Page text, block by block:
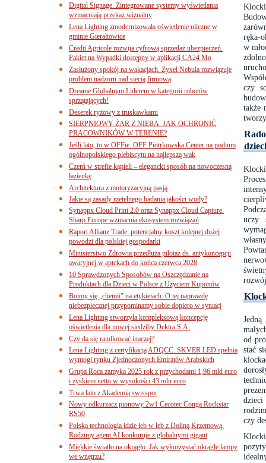
ręka-
w
czy
także
uczy
od
stać
czy
Digital Signage. Zintegrowane systemy wyświetlania
wzmacniają przekaz wizualny
Lena Lighting zmodernizowała oświetlenie uliczne w
gminie Gierałtowice
Credit Agricole rozwija cyfrową sprzedaż ubezpieczeń.
Pakiet na Wypadki dostępny w aplikacji CA24 Mo
Zasłużony spokój na wakacjach. Zyxel Nebula rozwiązuje
problem nadzoru nad siecią firmową
Dreame Globalnym Liderem w kategorii robotów
sprzątających!
Deserek ryżowy z truskawkami
SIERPNIOWY ŻAR Z NIEBA. JAK OCHRONIĆ
PRACOWNIKÓW W TERENIE?
Jeśli lato, to w OFFie. OFF Piotrkowska Center na podium
ogólnopolskiego plebiscytu na najlepszą wak
Czerń w strefie kąpieli – elegancki sposób na nowoczesną
łazienkę
Architektura z motoryzacyjną pasją
Jakie są zasady rzetelnego badania jakości wody?
Synappx Cloud Print 2.0 oraz Synappx Cloud Capture.
Sharp Europe wzmacnia ekosystem rozwiązań
Raport Allianz Trade: potencjalny koszt kolejnej dużej
powodzi dla polskiej gospodarki
Ministerstwo Zdrowia przedłuża pilotaż ds. antykoncepcji
awaryjnej w aptekach do końca czerwca 2028
10 Sprawdzonych Sposobów na Oszczędzanie na
Produktach dla Dzieci w Polsce z Użyciem Kuponów
Boimy się „chemii” na etykietach. O tej naprawdę
niebezpiecznej przypominamy sobie dopiero w sytuacj
Lena Lighting stworzyła kompleksową koncepcję
oświetlenia dla nowej siedziby Dektra S.A.
Czy da się randkować inaczej?
Lena Lighting z certyfikacją ADQCC. SKVER LED spełnia
wymogi rynku Zjednoczonych Emiratów Arabskich
Grupa Roca zamyka 2025 rok z przychodami 1,96 mld euro
i zyskiem netto w wysokości 43 mln euro
Trwa lato z Akademią swisspor
Nowy odkurzacz pionowy 2w1 Cecotec Conga Rockstar
RS50
Polska technologia idzie łeb w łeb z Doliną Krzemową.
Rodzimy agent AI konkuruje z globalnymi gigant
Miękkie światło na okrągło. Jak wykorzystać okrągłe lampy
we wnętrzu?